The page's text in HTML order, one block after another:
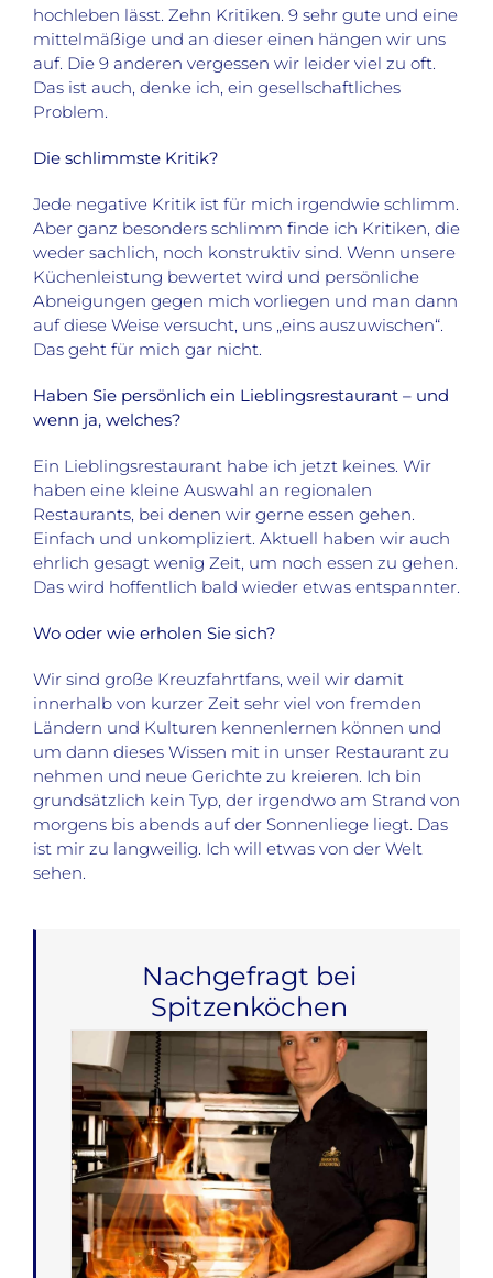
hochleben lässt. Zehn Kritiken. 9 sehr gute und eine
mittelmäßige und an dieser einen hängen wir uns
auf. Die 9 anderen vergessen wir leider viel zu oft.
Das ist auch, denke ich, ein gesellschaftliches
Problem.
Die schlimmste Kritik?
Jede negative Kritik ist für mich irgendwie schlimm.
Aber ganz besonders schlimm finde ich Kritiken, die
weder sachlich, noch konstruktiv sind. Wenn unsere
Küchenleistung bewertet wird und persönliche
Abneigungen gegen mich vorliegen und man dann
auf diese Weise versucht, uns „eins auszuwischen“.
Das geht für mich gar nicht.
Haben Sie persönlich ein Lieblingsrestaurant – und
wenn ja, welches?
Ein Lieblingsrestaurant habe ich jetzt keines. Wir
haben eine kleine Auswahl an regionalen
Restaurants, bei denen wir gerne essen gehen.
Einfach und unkompliziert. Aktuell haben wir auch
ehrlich gesagt wenig Zeit, um noch essen zu gehen.
Das wird hoffentlich bald wieder etwas entspannter.
Wo oder wie erholen Sie sich?
Wir sind große Kreuzfahrtfans, weil wir damit
innerhalb von kurzer Zeit sehr viel von fremden
Ländern und Kulturen kennenlernen können und
um dann dieses Wissen mit in unser Restaurant zu
nehmen und neue Gerichte zu kreieren. Ich bin
grundsätzlich kein Typ, der irgendwo am Strand von
morgens bis abends auf der Sonnenliege liegt. Das
ist mir zu langweilig. Ich will etwas von der Welt
sehen.
Nachgefragt bei
Spitzenköchen